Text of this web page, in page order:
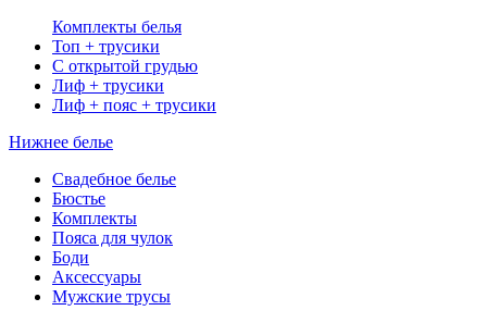
Комплекты белья
Топ + трусики
С открытой грудью
Лиф + трусики
Лиф + пояс + трусики
Нижнее белье
Свадебное белье
Бюстье
Комплекты
Пояса для чулок
Боди
Аксессуары
Мужские трусы